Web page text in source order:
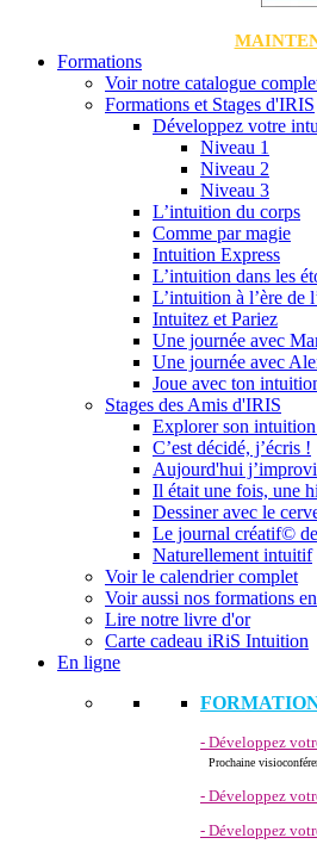
Formations
Voir notre catalogue
Formations et Stages d'IRIS
Développez votre
Niveau 1
Niveau 2
Niveau 3
L’intuition du corps
Comme par magie
Intuition Express
L’intuition dans les
L’intuition à l’ère de
Intuitez et Pariez
Une journée avec
Une journée avec
Joue avec ton
Stages des Amis d'IRIS
Explorer son
C’est décidé, j’écris !
Aujourd'hui
Il était une fois, une
Dessiner avec le
Le journal créatif©
Naturellement intuitif
Voir le calendrier complet
Voir aussi nos formations
Lire notre livre d'or
Carte cadeau iRiS Intuition
En ligne
- Développez
Prochaine
- Développez
- Développez